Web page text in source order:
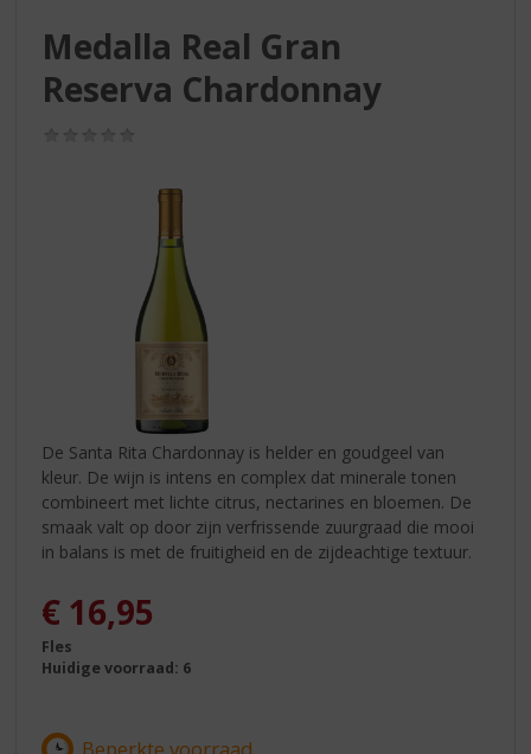
Medalla Real Gran
Reserva Chardonnay
De Santa Rita Chardonnay is helder en goudgeel van
kleur. De wijn is intens en complex dat minerale tonen
combineert met lichte citrus, nectarines en bloemen. De
smaak valt op door zijn verfrissende zuurgraad die mooi
in balans is met de fruitigheid en de zijdeachtige textuur.
€ 16,95
Fles
Huidige voorraad: 6